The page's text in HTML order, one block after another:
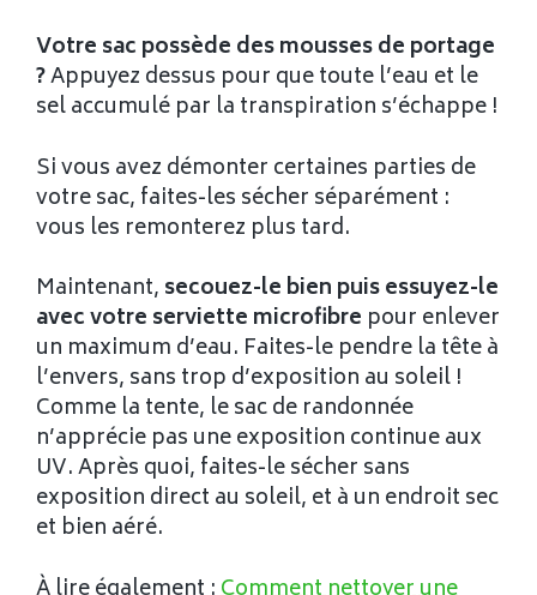
Votre sac possède des mousses de portage
?Appuyez dessus pour que toute l’eau et le
sel accumulé par la transpiration s’échappe !
Si vous avez démonter certaines parties de
votre sac, faites-les sécher séparément :
vous les remonterez plus tard.
Maintenant, secouez-le bien puis essuyez-le
avec votre serviette microfibre pour enlever
un maximum d’eau. Faites-le pendre la tête à
l’envers, sans trop d’exposition au soleil !
Comme la tente, le sac de randonnée
n’apprécie pas une exposition continue aux
UV. Après quoi, faites-le sécher sans
exposition direct au soleil, et à un endroit sec
et bien aéré.